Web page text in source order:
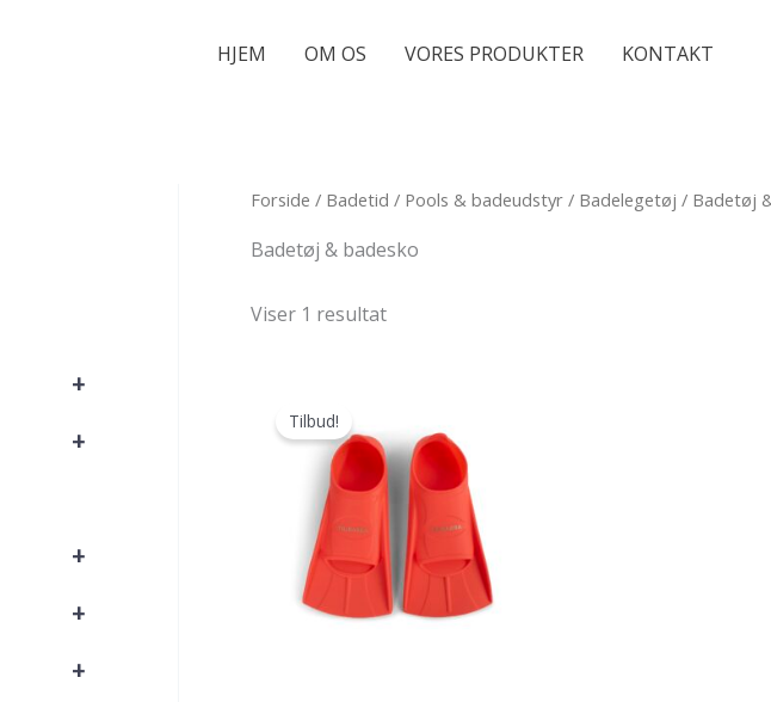
HJEM OM OS VORES PRODUKTER KONTAKT
+
+
+
+
+
Forside / Badetid / Pools & badeudstyr / Badelegetøj / Badetøj
Badetøj & badesko
Viser 1 resultat
Tilbud!